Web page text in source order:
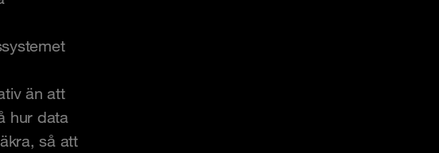
än att
hur data
så att